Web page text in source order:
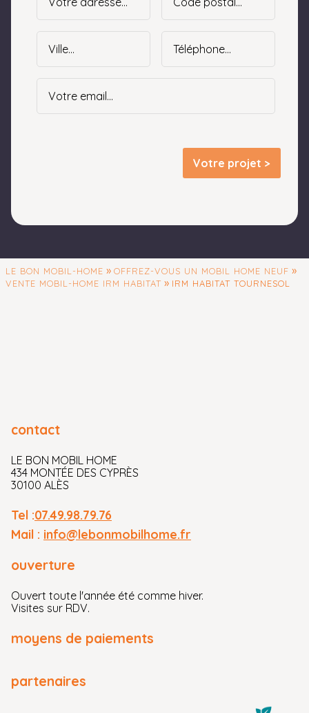
Votre projet >
LE BON MOBIL-HOME » OFFREZ-VOUS UN MOBIL HOME NEUF »
VENTE MOBIL-HOME IRM HABITAT » IRM HABITAT TOURNESOL
contact
LE BON MOBIL HOME
434 MONTÉE DES CYPRÈS
30100 ALÈS
Tel :07.49.98.79.76
Mail : info@lebonmobilhome.fr
ouverture
Ouvert toute l'année été comme hiver.
Visites sur RDV.
moyens de paiements
partenaires